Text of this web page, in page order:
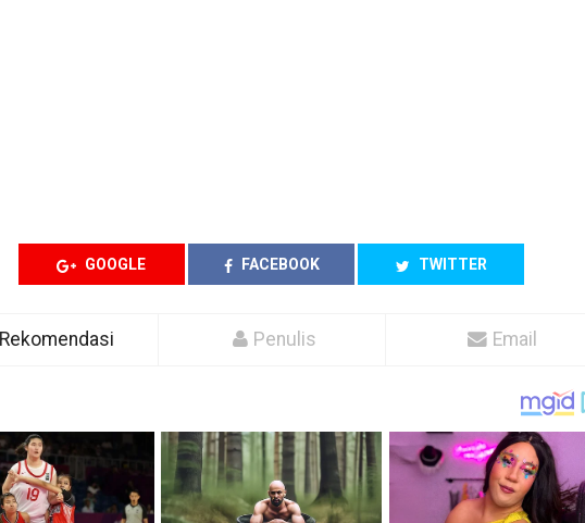
GOOGLE FACEBOOK TWITTER
Rekomendasi Penulis Email